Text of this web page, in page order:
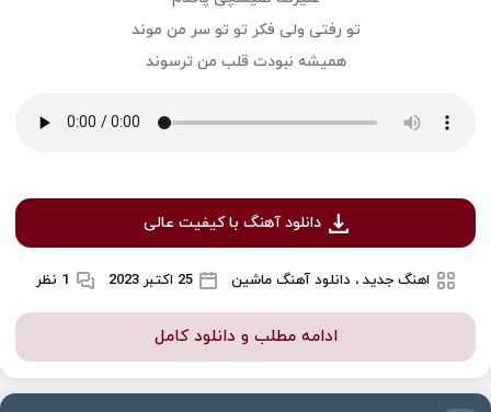
تو رفتی ولی فکر تو تو سر من موند
همیشه نبودت قلب من ترسوند
دانلود آهنگ با کیفیت عالی
اهنگ جدید ، دانلود آهنگ ماشین 25 اکتبر 2023 1 نظر
ادامه مطلب و دانلود کامل